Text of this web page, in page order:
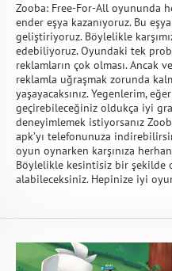
Zooba: Free-For-All oyununda
ender eşya kazanıyoruz. Bu
geliştiriyoruz. Böylelikle
edebiliyoruz. Oyundaki tek
reklamların çok olması. Ancak
reklamla uğraşmak zorunda
yaşayacaksınız. Yegenlerim,
geçirebileceğiniz oldukça iyi
deneyimlemek istiyorsanız
apk’yı telefonunuza
oyun oynarken karşınıza
Böylelikle kesintisiz bir şekilde
alabileceksiniz. Hepinize iyi